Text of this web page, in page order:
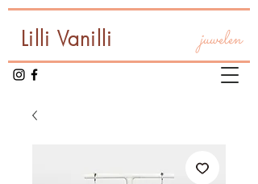
Lilli Vanilli juwelen